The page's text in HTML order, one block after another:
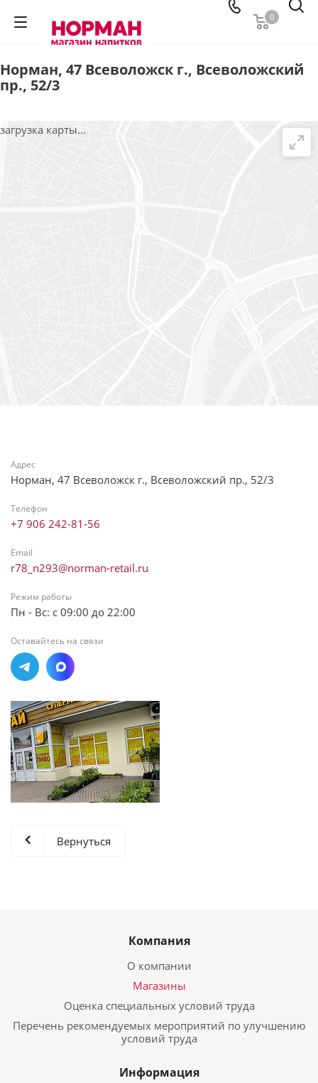
0
Норман, 47 Всеволожск г., Всеволожский
пр., 52/3
загрузка карты...
Адрес
Норман, 47 Всеволожск г., Всеволожский пр., 52/3
Телефон
+7 906 242-81-56
Email
r78_n293@norman-retail.ru
Режим работы
Пн - Вс: с 09:00 до 22:00
Оставайтесь на связи
Вернуться
Компания
О компании
Магазины
Оценка специальных условий труда
Перечень рекомендуемых мероприятий по улучшению
условий труда
Информация